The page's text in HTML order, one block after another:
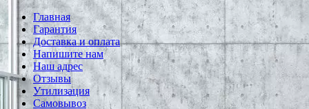
Главная
Гарантия
Доставка и оплата
Напишите нам
Наш адрес
Отзывы
Утилизация
Самовывоз